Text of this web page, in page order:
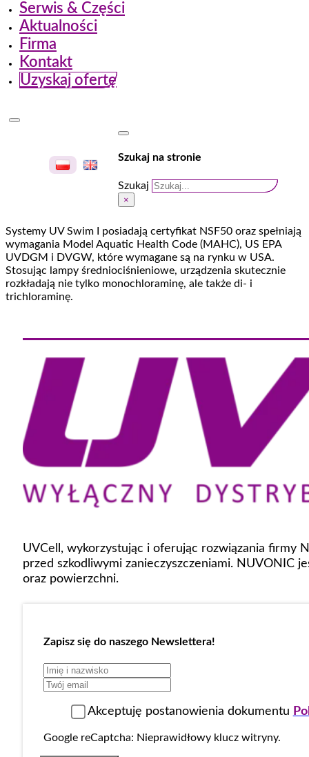
Serwis & Części
Aktualności
Firma
Kontakt
Uzyskaj ofertę
Szukaj na stronie
Szukaj
×
Systemy UV Swim I posiadają certyfikat NSF50 oraz spełniają
wymagania Model Aquatic Health Code (MAHC), US EPA
UVDGM i DVGW, które wymagane są na rynku w USA.
Stosując lampy średniociśnieniowe, urządzenia skutecznie
rozkładają nie tylko monochloraminę, ale także di- i
trichloraminę.
UVCell, wykorzystując i oferując rozwiązania firmy
przed szkodliwymi zanieczyszczeniami. NUVONIC
oraz powierzchni.
Zapisz się do naszego Newslettera!
Akceptuję postanowienia dokumentu
Google reCaptcha: Nieprawidłowy klucz witryny.